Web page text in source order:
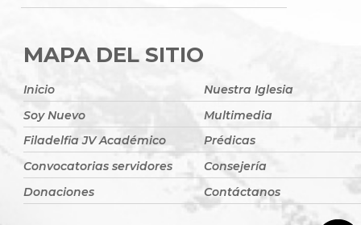
MAPA DEL SITIO
Inicio
Nuestra Iglesia
Soy Nuevo
Multimedia
Filadelfia JV Académico
Prédicas
Convocatorias servidores
Consejería
Donaciones
Contáctanos